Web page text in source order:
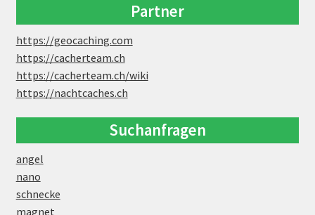
Partner
https://geocaching.com
https://cacherteam.ch
https://cacherteam.ch/wiki
https://nachtcaches.ch
Suchanfragen
angel
nano
schnecke
magnet